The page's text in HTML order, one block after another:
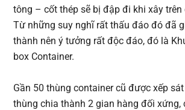
tông – cốt thép sẽ bị đập đi khi xây trên
Từ những suy nghĩ rất thấu đáo đó đã
thành nên ý tưởng rất độc đáo, đó là
box Container.
Gần 50 thùng container cũ được xếp
thùng chia thành 2 gian hàng đối xứng,